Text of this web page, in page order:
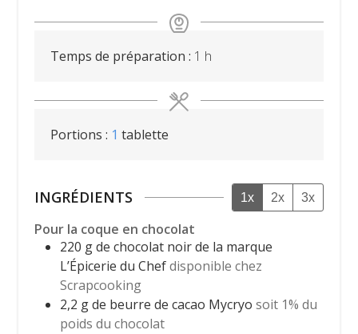
Temps de préparation : 1 heure
h
Portions : 1 tablette
INGRÉDIENTS 1x 2x 3x
Pour la coque en chocolat
220 gde chocolat noir de la marque
L’Épicerie du Chefdisponible chez
Scrapcooking
2,2 gde beurre de cacao Mycryo soit 1% du
poids du chocolat